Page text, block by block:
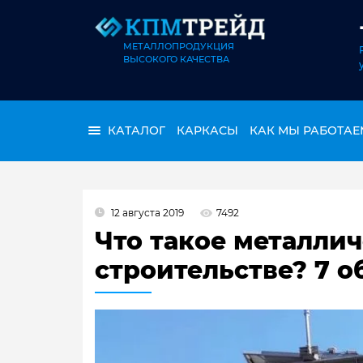
МЕТАЛЛОПРОДУКЦИЯ
ВЫСОКОГО КАЧЕСТВА
КАТАЛОГ КАРКАСЫ КАК МЫ
12 августа 2019 7492
Что такое
строительстве? 7